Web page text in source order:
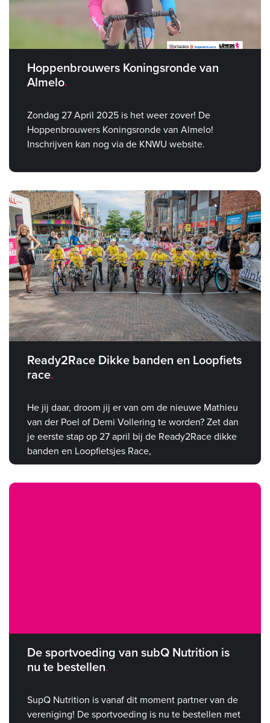
Hoppenbrouwers Koningsronde van
Almelo
Zondag 27 April 2025 is het weer zover! De
Hoppenbrouwers Koningsronde van Almelo!
Inschrijven kan nog via de KNWU website.
Ready2Race Dikke banden en Loopfiets
race
He jij daar, droom jij er van om de nieuwe Mathieu
van der Poel of Demi Vollering te worden? Zet dan
je eerste stap op 27 april bij de Ready2Race dikke
banden en Loopfietsjes Race,
De sportvoeding van subQ Nutrition is
nu te bestellen
SupQ Nutrition is vanaf dit moment partner van de
vereniging! De sportvoeding is nu te bestellen met